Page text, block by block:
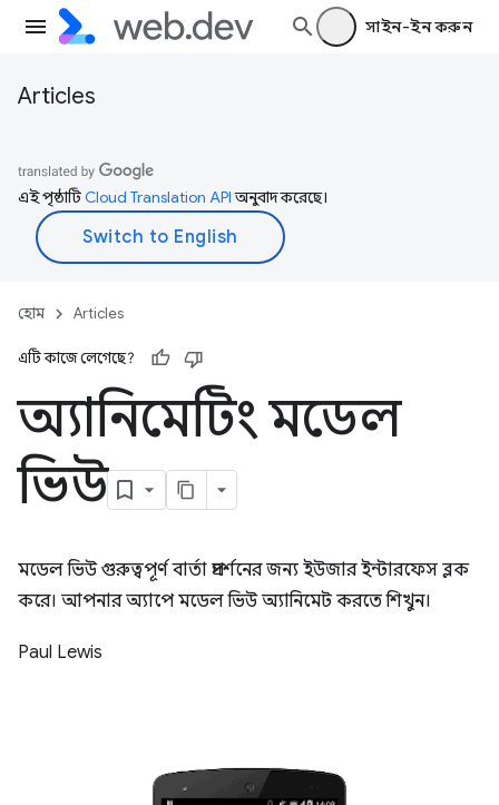
সাইন-ইন করুন
Articles
এই পৃষ্ঠাটিCloud Translation APIঅনুবাদ করেছে।
হোম Articles
এটি কাজে লেগেছে?
অ্যানিমেটিং মডেল
ভিউ
মডেল ভিউ গুরুত্বপূর্ণ বার্তা প্রদর্শনের জন্য ইউজার ইন্টারফেস ব্লক
করে। আপনার অ্যাপে মডেল ভিউ অ্যানিমেট করতে শিখুন।
Paul Lewis